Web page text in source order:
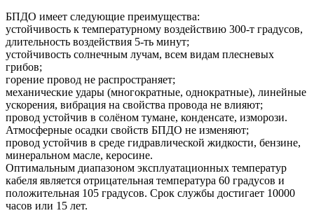
БПДО имеет следующие преимущества:
устойчивость к температурному воздействию 300-т градусов,
длительность воздействия 5-ть минут;
устойчивость солнечным лучам, всем видам плесневых
грибов;
горение провод не распространяет;
механические удары (многократные, однократные), линейные
ускорения, вибрация на свойства провода не влияют;
провод устойчив в солёном тумане, конденсате, изморози.
Атмосферные осадки свойств БПДО не изменяют;
провод устойчив в среде гидравлической жидкости, бензине,
минеральном масле, керосине.
Оптимальным диапазоном эксплуатационных температур
кабеля является отрицательная температура 60 градусов и
положительная 105 градусов. Срок службы достигает 10000
часов или 15 лет.